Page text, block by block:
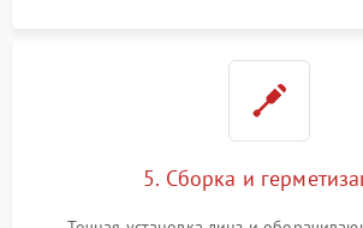
5. Сборка и